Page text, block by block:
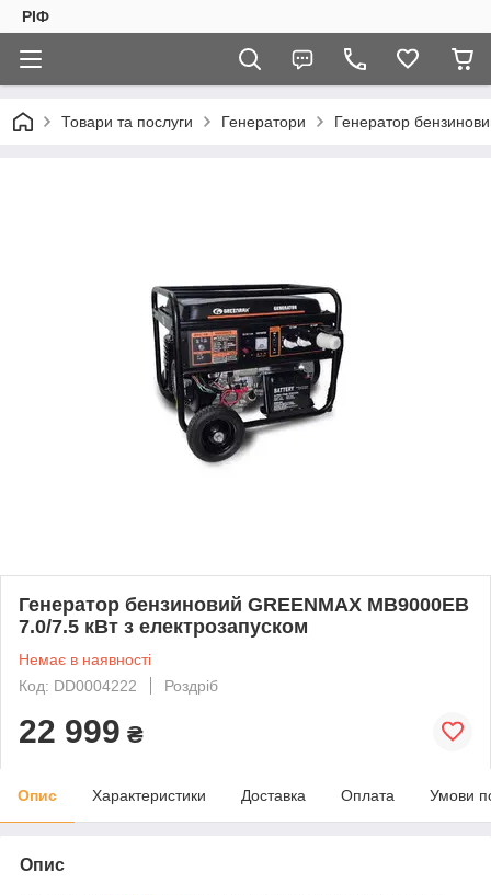
РІФ
Товари та послуги Генератори Генератор
Генератор бензиновий GREENMAX MB9000EB
7.0/7.5 кВт з електрозапуском
Немає в наявності
Код: DD0004222
Роздріб
22 999 ₴
Опис Характеристики Доставка Оплата Умови
Опис